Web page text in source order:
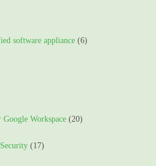
software appliance (6)
Workspace (20)
(17)